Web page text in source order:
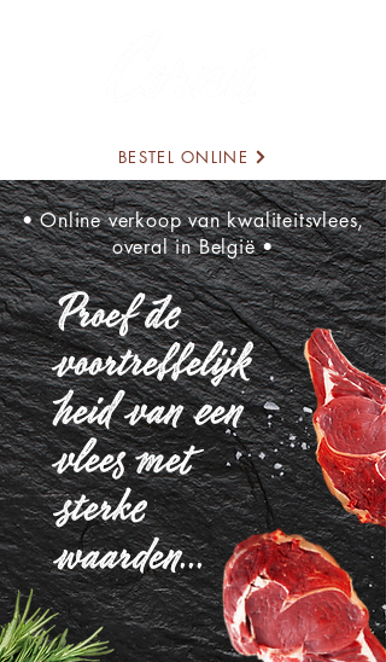
BESTEL ONLINE
• Online verkoop van kwaliteitsvlees,
overal in België •
Proef de
voortreffelijk
heid van een
vlees met
sterke
waarden...